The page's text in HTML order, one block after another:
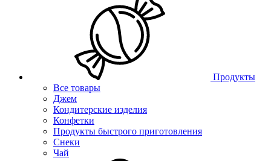
Продукты
Все товары
Джем
Кондитерские изделия
Конфетки
Продукты быстрого приготовления
Снеки
Чай